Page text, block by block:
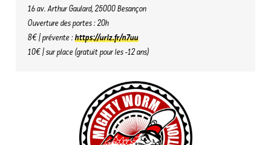
16 av. Arthur Gaulard, 25000 Besançon
Ouverture des portes : 20h
8€ | prévente :https://urlz.fr/n7uu
10€ | sur place (gratuit pour les -12 ans)